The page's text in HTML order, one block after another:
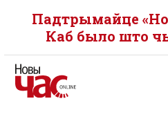
Падтрымайце
Каб было што